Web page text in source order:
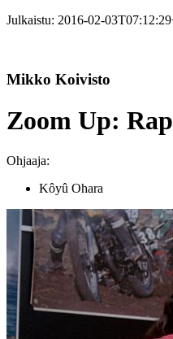
Julkaistu: 2016-02-
Mikko Koivisto
Zoom Up:
Ohjaaja:
Kôyû Ohara